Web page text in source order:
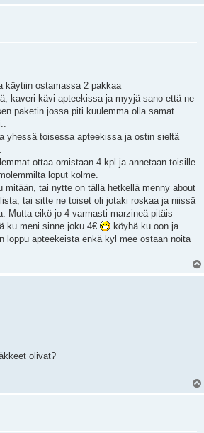
käytiin ostamassa 2 pakkaa
kaveri kävi apteekissa ja myyjä sano että ne
paketin jossa piti kuulemma olla samat
yhessä toisessa apteekissa ja ostin sieltä
ottaa omistaan 4 kpl ja annetaan toisille
loput kolme.
mitään, tai nytte on tällä hetkellä menny about
tai sitte ne toiset oli jotaki roskaa ja niissä
Mutta eikö jo 4 varmasti marzineä pitäis
ku meni sinne joku 4€
köyhä ku oon ja
loppu apteekeista enkä kyl mee ostaan noita
olivat?